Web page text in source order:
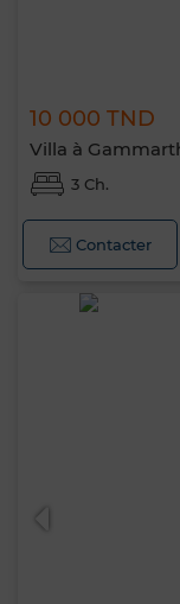
10 000 TND
Villa à
3 Ch.
Contacter